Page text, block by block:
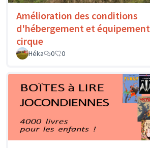
Amélioration des conditions
d'hébergement et équipement
cirque
Héka 0 0